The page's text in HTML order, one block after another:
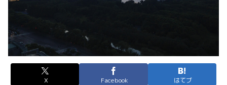
X Facebook はてブ